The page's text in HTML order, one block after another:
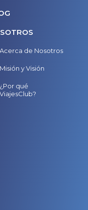
Acerca de Nosotros
Misión y Visión
¿Por qué
ViajesClub?